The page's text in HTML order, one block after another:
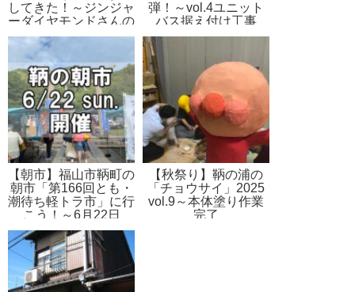
してきた！～ジンジャ
ーダイヤモンドさんの
2階事務所
弾！～vol.4ユニット
バス据え付け工事
【朝市】福山市鞆町の
朝市「第166回とも・
潮待ち軽トラ市」に行
こう！～6月22日
（日）の出店者16店
を一挙にご紹介
【秋祭り】鞆の浦の
「チョウサイ」2025
vol.9～本体塗り作業
完了